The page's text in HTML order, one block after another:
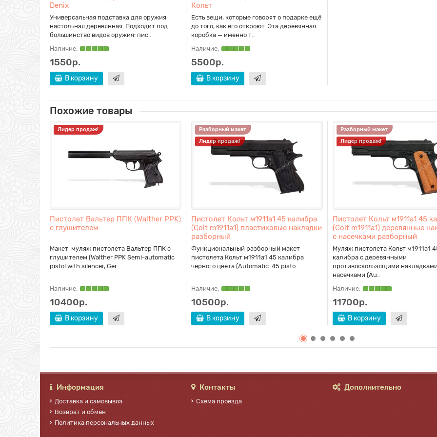
Denix
Универсальная подставка для оружия
настольная деревянная. Подходит под
большинство видов оружия: пис..
Наличие:
1550р.
В корзину
Кольт
Есть вещи, которые говорят о подарке ещё
до того, как его откроют. Эта деревянная
коробка — именно т..
Наличие:
5500р.
В корзину
Похожие товары
Лидер продаж!
Пистолет Вальтер ППК (Walther PPK)
с глушителем
Макет-муляж пистолета Вальтер ППК с
глушителем (Walther PPK Semi-automatic
pistol with silencer, Ger..
Наличие:
10400р.
В корзину
Разборный макет
Лидер продаж!
Пистолет Кольт м1911а1 45 калибра
(Colt m1911a1) пластиковые накладки
разборный
Функциональный разборный макет
пистолета Кольт м1911а1 45 калибра
черного цвета (Automatic .45 pisto..
Наличие:
10500р.
В корзину
Разборный макет
Лидер продаж!
Пистолет Кольт м1911а1 45
(Colt m1911a1) деревянные
с насечками разборный
Муляж пистолета Кольт м1911а1
калибра с деревянными
противоскользящими
насечками (Au..
Наличие:
11700р.
В корзину
Информация
Доставка и самовывоз
Возврат и обмен
Политика персональных данных
Контакты
Схема проезда
Дополнительно